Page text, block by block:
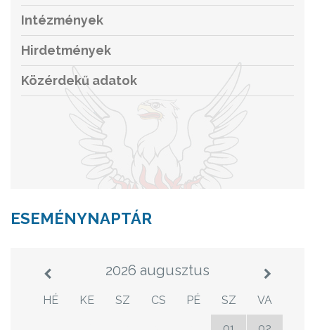
Intézmények
Hirdetmények
Közérdekű adatok
ESEMÉNYNAPTÁR
2026 augusztus
HÉ KE SZ CS PÉ SZ VA